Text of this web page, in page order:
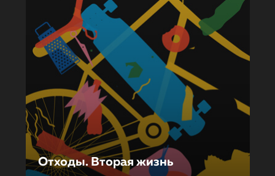
Отходы. Вторая жизнь